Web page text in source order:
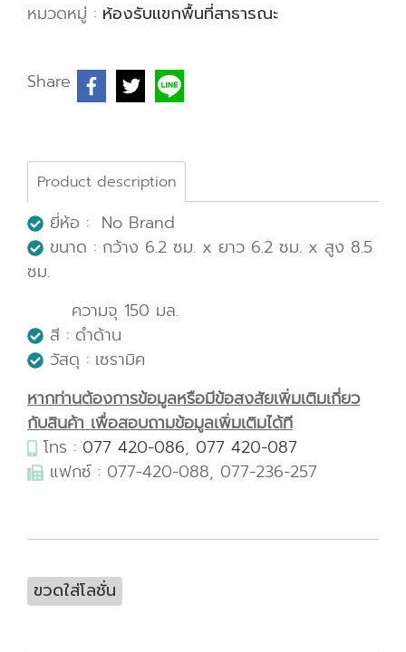
หมวดหมู่ : ห้องรับแขกพื้นที่สาธารณะ
Share
Product description
ยี่ห้อ : No Brand
ขนาด : กว้าง 6.2 ซม. x ยาว 6.2 ซม. x สูง 8.5
ซม.
ความจุ 150 มล.
สี : ดำด้าน
วัสดุ : เซรามิค
หากท่านต้องการข้อมูลหรือมีข้อสงสัยเพิ่มเติมเกี่ยว
กับสินค้า เพื่อสอบถามข้อมูลเพิ่มเติมได้ที
โทร : 077 420-086, 077 420-087
แฟกซ์ : 077-420-088, 077-236-257
ขวดใส่โลชั่น